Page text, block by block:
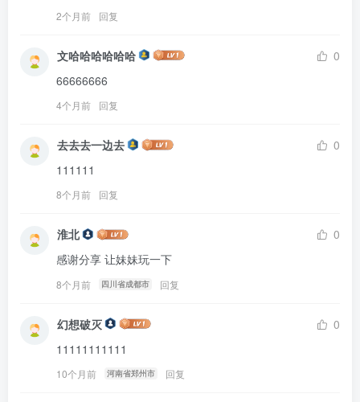
2个月前 回复
文哈哈哈哈哈哈
0
66666666
4个月前 回复
去去去一边去
0
111111
8个月前 回复
淮北
0
感谢分享 让妹妹玩一下
8个月前 四川省成都市 回复
幻想破灭
0
11111111111
10个月前 河南省郑州市 回复